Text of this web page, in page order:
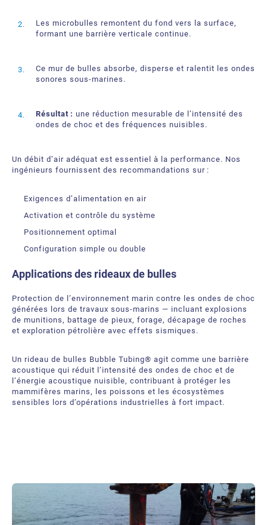
Les microbulles remontent du fond vers la surface,
formant une barrière verticale continue.
Ce mur de bulles absorbe, disperse et ralentit les ondes
sonores sous‑marines.
Résultat : une réduction mesurable de l’intensité des
ondes de choc et des fréquences nuisibles.
Un débit d’air adéquat est essentiel à la performance. Nos
ingénieurs fournissent des recommandations sur :
Exigences d’alimentation en air
Activation et contrôle du système
Positionnement optimal
Configuration simple ou double
Applications des rideaux de bulles
Protection de l’environnement marin contre les ondes de choc
générées lors de travaux sous‑marins — incluant explosions
de munitions, battage de pieux, forage, décapage de roches
et exploration pétrolière avec effets sismiques.
Un rideau de bulles Bubble Tubing® agit comme une barrière
acoustique qui réduit l’intensité des ondes de choc et de
l’énergie acoustique nuisible, contribuant à protéger les
mammifères marins, les poissons et les écosystèmes
sensibles lors d’opérations industrielles à fort impact.